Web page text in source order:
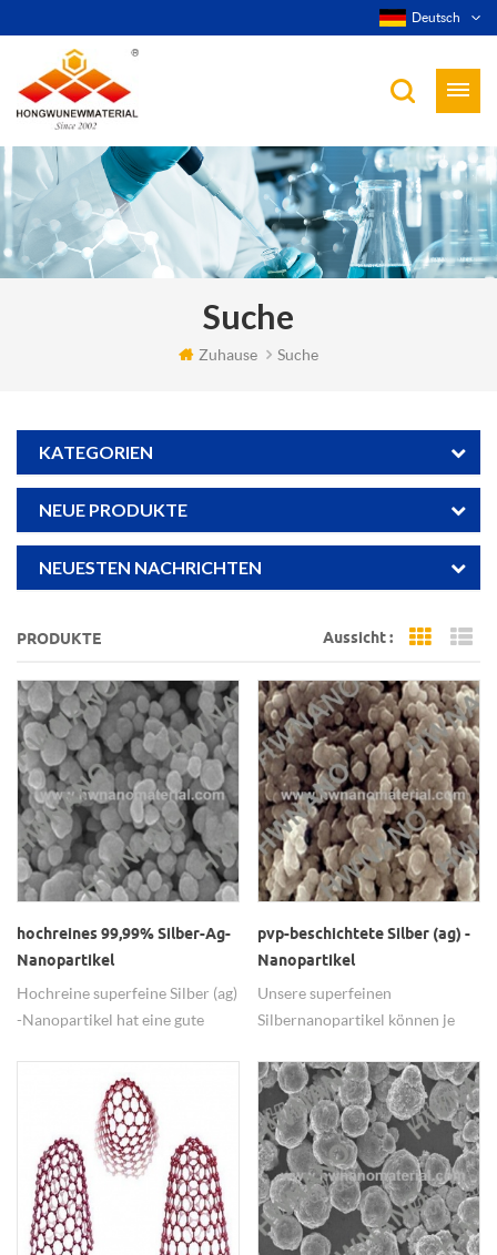
Deutsch
Suche
Zuhause Suche
KATEGORIEN
NEUE PRODUKTE
NEUESTEN NACHRICHTEN
PRODUKTE Aussicht : Grid
hochreines 99,99% Silber-Ag-
Nanopartikel
Hochreine superfeine Silber (ag)
-Nanopartikel hat eine gute
pvp-beschichtete Silber (ag) -
Nanopartikel
Unsere superfeinen
Silbernanopartikel können je
Ölsäure beschichtet werden.